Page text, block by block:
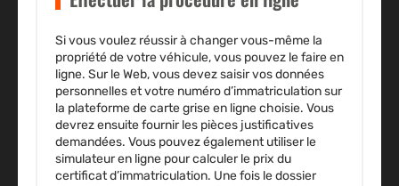
Si vous voulez réussir à changer vous-même la
propriété de votre véhicule, vous pouvez le faire en
ligne. Sur le Web, vous devez saisir vos données
personnelles et votre numéro d’immatriculation sur
la plateforme de carte grise en ligne choisie. Vous
devrez ensuite fournir les pièces justificatives
demandées. Vous pouvez également utiliser le
simulateur en ligne pour calculer le prix du
certificat d’immatriculation. Une fois le dossier